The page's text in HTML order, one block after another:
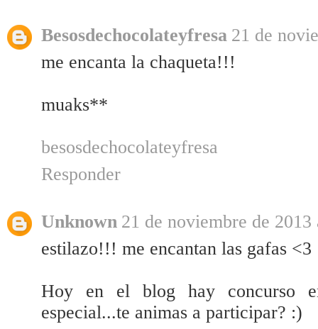
Besosdechocolateyfresa 21 de
me encanta la chaqueta!!!
muaks**
besosdechocolateyfresa
Responder
Unknown 21 de noviembre de 2013
estilazo!!! me encantan las gafas <3
Hoy en el blog hay concurso
especial...te animas a participar? :)